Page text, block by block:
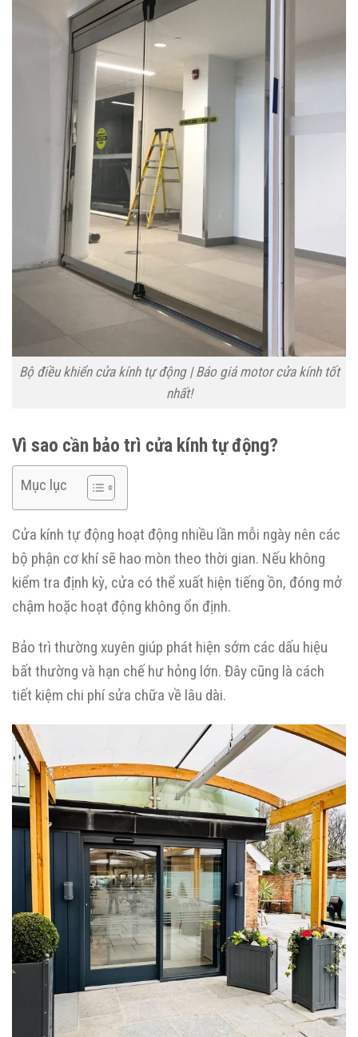
Bộ điều khiển cửa kính tự động | Báo giá motor cửa kính tốt
nhất!
Vì sao cần bảo trì cửa kính tự động?
Mục lục
Cửa kính tự động hoạt động nhiều lần mỗi ngày nên các
bộ phận cơ khí sẽ hao mòn theo thời gian. Nếu không
kiểm tra định kỳ, cửa có thể xuất hiện tiếng ồn, đóng mở
chậm hoặc hoạt động không ổn định.
Bảo trì thường xuyên giúp phát hiện sớm các dấu hiệu
bất thường và hạn chế hư hỏng lớn. Đây cũng là cách
tiết kiệm chi phí sửa chữa về lâu dài.